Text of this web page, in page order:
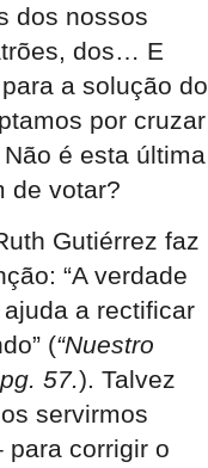
dos nossos
dos… E
a solução do
por cruzar
é esta última
de votar?
Gutiérrez faz
“A verdade
a rectificar
(“Nuestro
57.). Talvez
servirmos
para corrigir o